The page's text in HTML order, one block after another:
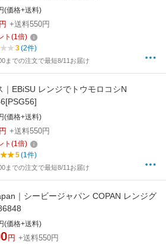
(価格+送料)
円 +送料550円
ト (1倍)
3(2件)
までの注文で最短8/11お届け
｜EBiSU レンジでトウモロコシN
(価格+送料)
円 +送料550円
ト (1倍)
5(1件)
までの注文で最短8/11お届け
｜シービージャパン COPAN レンジグ
(価格+送料)
円 +送料550円